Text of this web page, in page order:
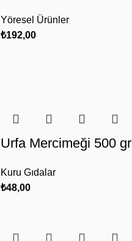
Yöresel Ürünler
₺192,00
Urfa Mercimeği 500 gr
Kuru Gıdalar
₺48,00